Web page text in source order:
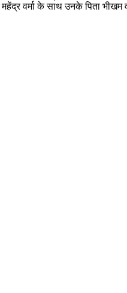
वर्मा के साथ उनके पिता भीखम